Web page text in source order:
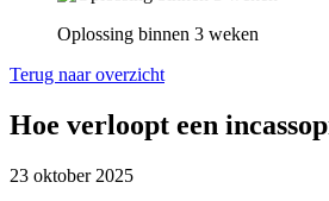
Oplossing binnen 3 weken
Terug naar overzicht
Hoe verloopt een
23 oktober 2025